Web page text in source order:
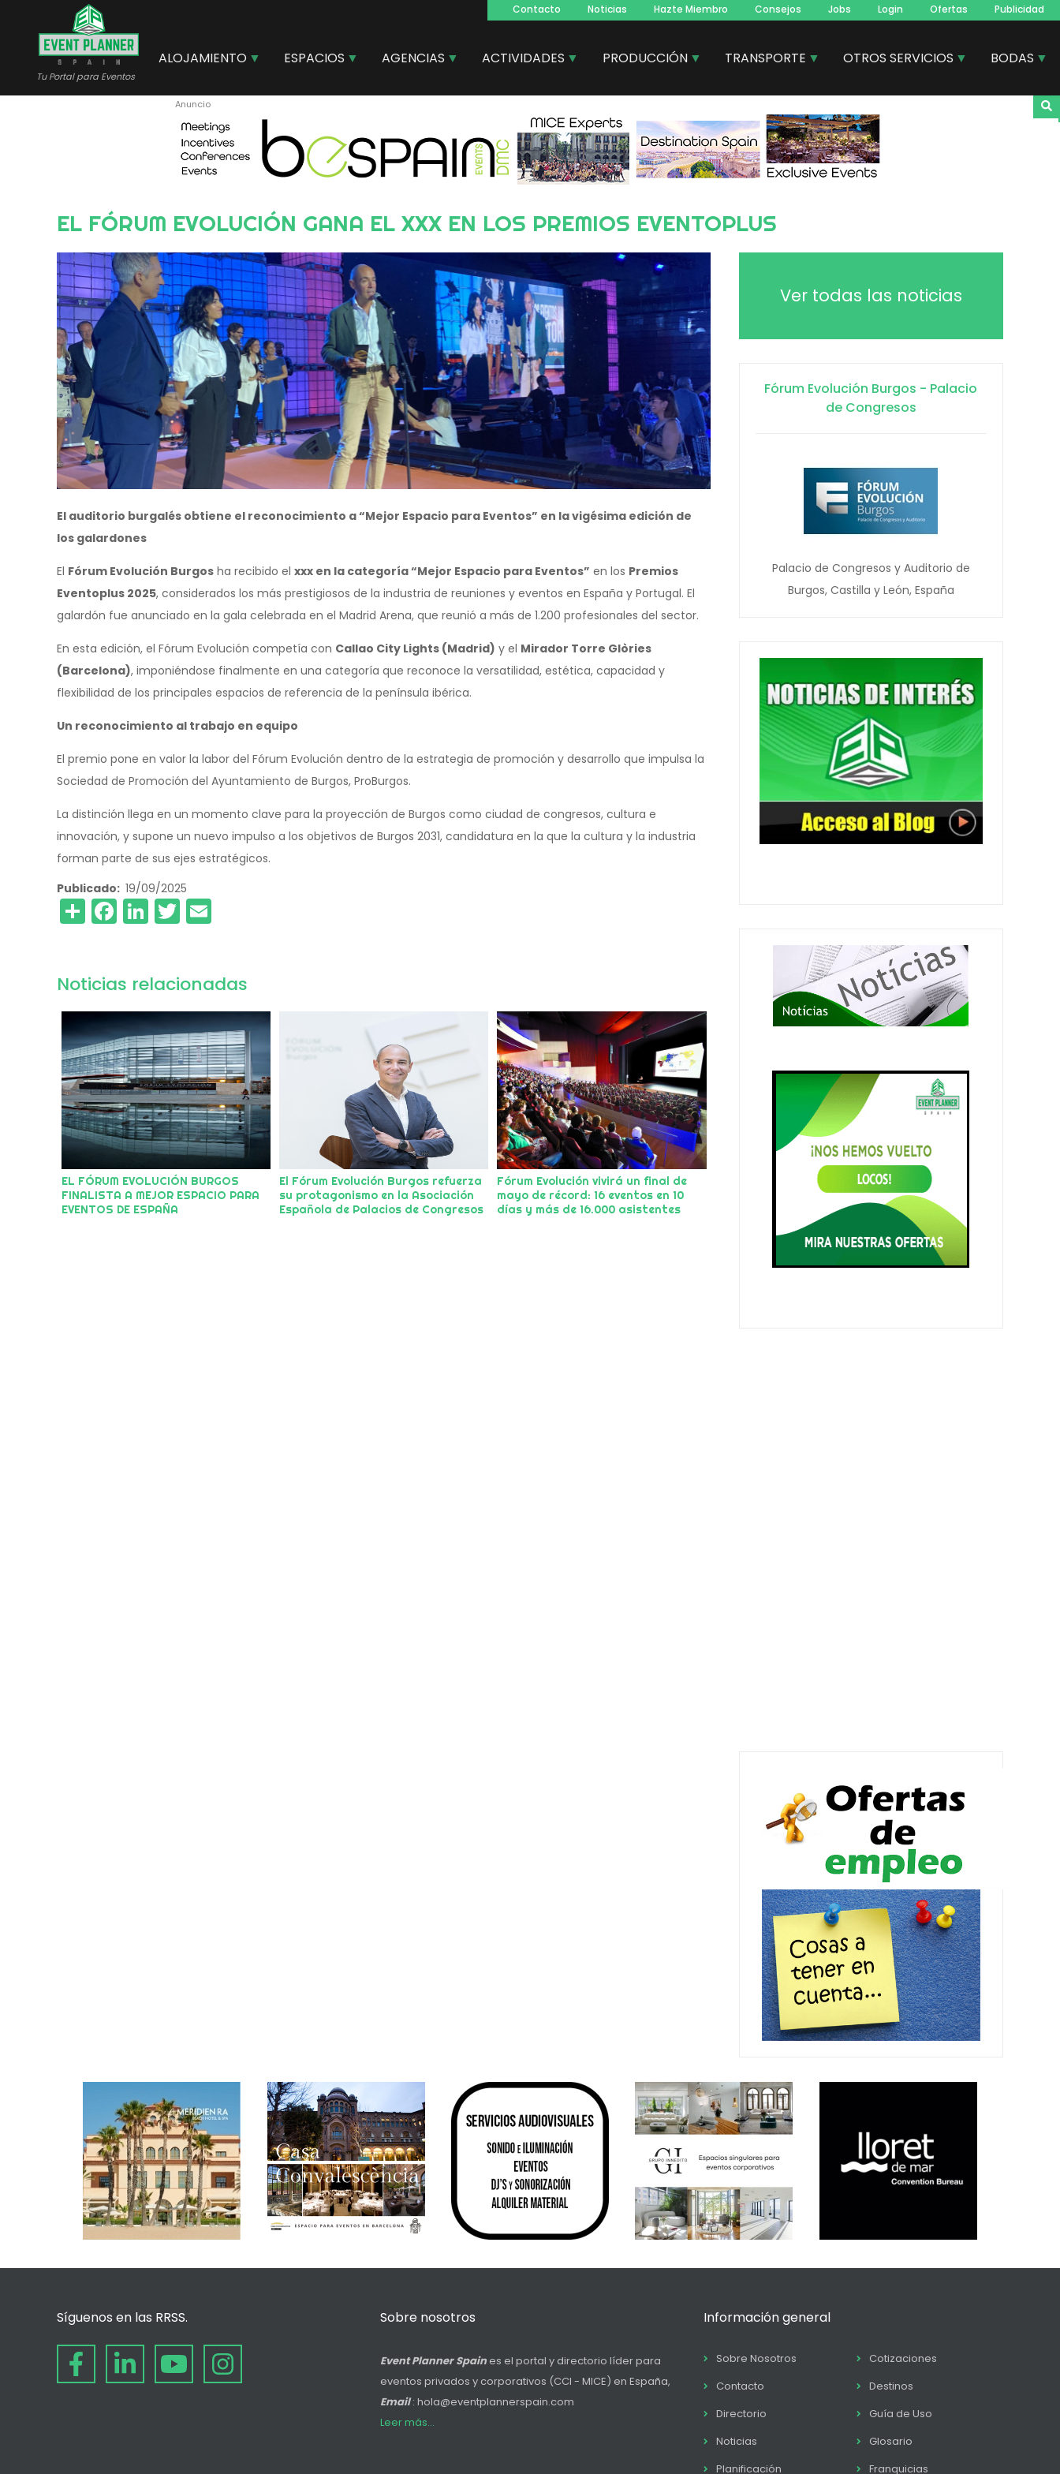
contenido
principal
Tu Portal para Eventos
Navegacion
principal
Contacto Noticias Hazte Miembro Consejos Jobs Login Ofertas Publicidad
ALOJAMIENTO ESPACIOS AGENCIAS ACTIVIDADES PRODUCCIÓN TRANSPORTE OTROS SERVICIOS BODAS
EL FÓRUM EVOLUCIÓN GANA EL XXX EN LOS PREMIOS EVENTOPLUS
Image
El auditorio burgalés obtiene el reconocimiento a “Mejor Espacio para Eventos” en la vigésima edición de
los galardones
El Fórum Evolución Burgos ha recibido el xxx en la categoría “Mejor Espacio para Eventos” en los Premios
Eventoplus 2025, considerados los más prestigiosos de la industria de reuniones y eventos en España y Portugal. El
galardón fue anunciado en la gala celebrada en el Madrid Arena, que reunió a más de 1.200 profesionales del sector.
En esta edición, el Fórum Evolución competía con Callao City Lights (Madrid) y el Mirador Torre Glòries
(Barcelona), imponiéndose finalmente en una categoría que reconoce la versatilidad, estética, capacidad y
flexibilidad de los principales espacios de referencia de la península ibérica.
Un reconocimiento al trabajo en equipo
El premio pone en valor la labor del Fórum Evolución dentro de la estrategia de promoción y desarrollo que impulsa la
Sociedad de Promoción del Ayuntamiento de Burgos, ProBurgos.
La distinción llega en un momento clave para la proyección de Burgos como ciudad de congresos, cultura e
innovación, y supone un nuevo impulso a los objetivos de Burgos 2031, candidatura en la que la cultura y la industria
forman parte de sus ejes estratégicos.
Publicado 19/09/2025
ShareFacebook
LinkedIn
Twitter
Noticias relacionadas
EL FÓRUM EVOLUCIÓN BURGOS
FINALISTA A MEJOR ESPACIO PARA
EVENTOS DE ESPAÑA
El Fórum Evolución Burgos refuerza
su protagonismo en la Asociación
Española de Palacios de Congresos
Fórum Evolución vivirá un final de
mayo de récord: 16 eventos en 10
días y más de 16.000 asistentes
Ver todas las noticias
Fórum Evolución Burgos - Palacio
de Congresos
Palacio de Congresos y Auditorio de
Burgos, Castilla y León, España
Síguenos en las RRSS. Sobre nosotros
Event Planner Spaines el portal y directorio líder para
eventos privados y corporativos (CCI - MICE) en España,
Email: hola@eventplannerspain.com
Leer más...
Información general
Sobre Nosotros
Cotizaciones
Contacto
Destinos
Directorio
Guía de Uso
Noticias
Glosario
Planificación
Franquicias